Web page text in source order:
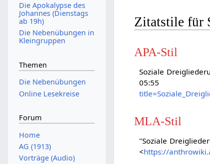
Zitatstile für
APA-Stil
Soziale
MLA-Stil
"Soziale
<https://
Die Apokalypse des
Johannes (Dienstags
ab 19h)
Die Nebenübungen in
Kleingruppen
Themen
Die Nebenübungen
Online Lesekreise
Forum
Home
AG (1913)
Vorträge (Audio)